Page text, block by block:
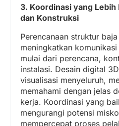
3. Koordinasi yang Lebih
dan Konstruksi
Perencanaan struktur
meningkatkan
mulai dari perencana,
instalasi. Desain digital
visualisasi menyeluruh,
memahami dengan jelas
kerja. Koordinasi yang
mengurangi potensi
mempercepat proses